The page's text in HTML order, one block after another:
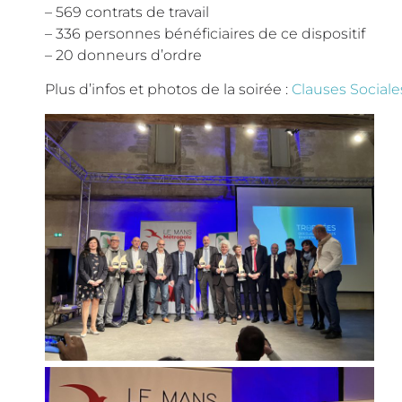
– 569 contrats de travail
– 336 personnes bénéficiaires de ce dispositif
– 20 donneurs d’ordre
Plus d’infos et photos de la soirée : Clauses